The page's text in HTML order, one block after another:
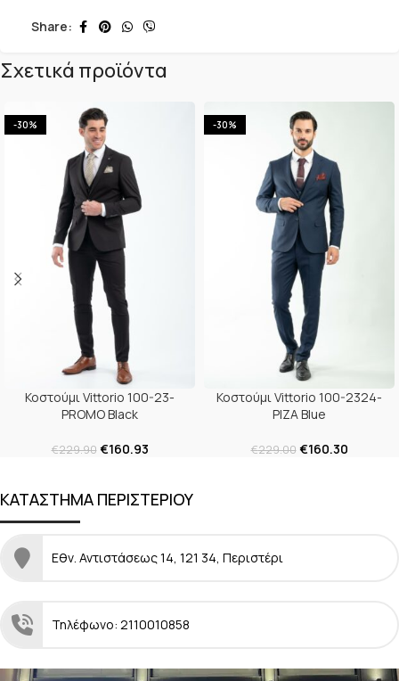
Share:
Σχετικά προϊόντα
-30%
Κοστούμι Vittorio 100-23-
PROMO Black
€229.90 €160.93
-30%
Κοστούμι Vittorio 100-2324-
PIZA Blue
€229.00 €160.30
ΚΑΤΑΣΤΗΜΑ ΠΕΡΙΣΤΕΡΙΟΥ
Εθν. Αντιστάσεως 14, 121 34, Περιστέρι
Τηλέφωνο: 2110010858